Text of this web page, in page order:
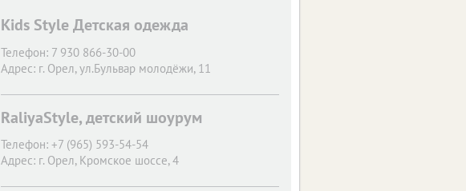
Kids Style Детская одежда
Телефон: 7 930 866-30-00
Адрес: г. Орел, ул.Бульвар молодёжи, 11
RaliyaStyle, детский шоурум
Телефон: +7 (965) 593-54-54
Адрес: г. Орел, Кромское шоссе, 4